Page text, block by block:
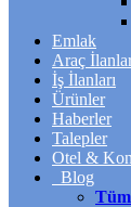
Emlak
Araç
İş İlanları
Ürünler
Haberler
Talepler
Otel &
Blog